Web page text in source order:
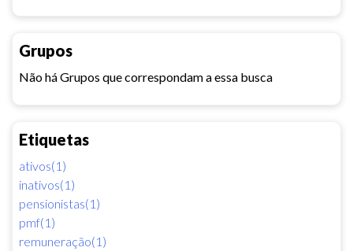
Grupos
Não há Grupos que correspondam a essa busca
Etiquetas
ativos(1)
inativos(1)
pensionistas(1)
pmf(1)
remuneração(1)